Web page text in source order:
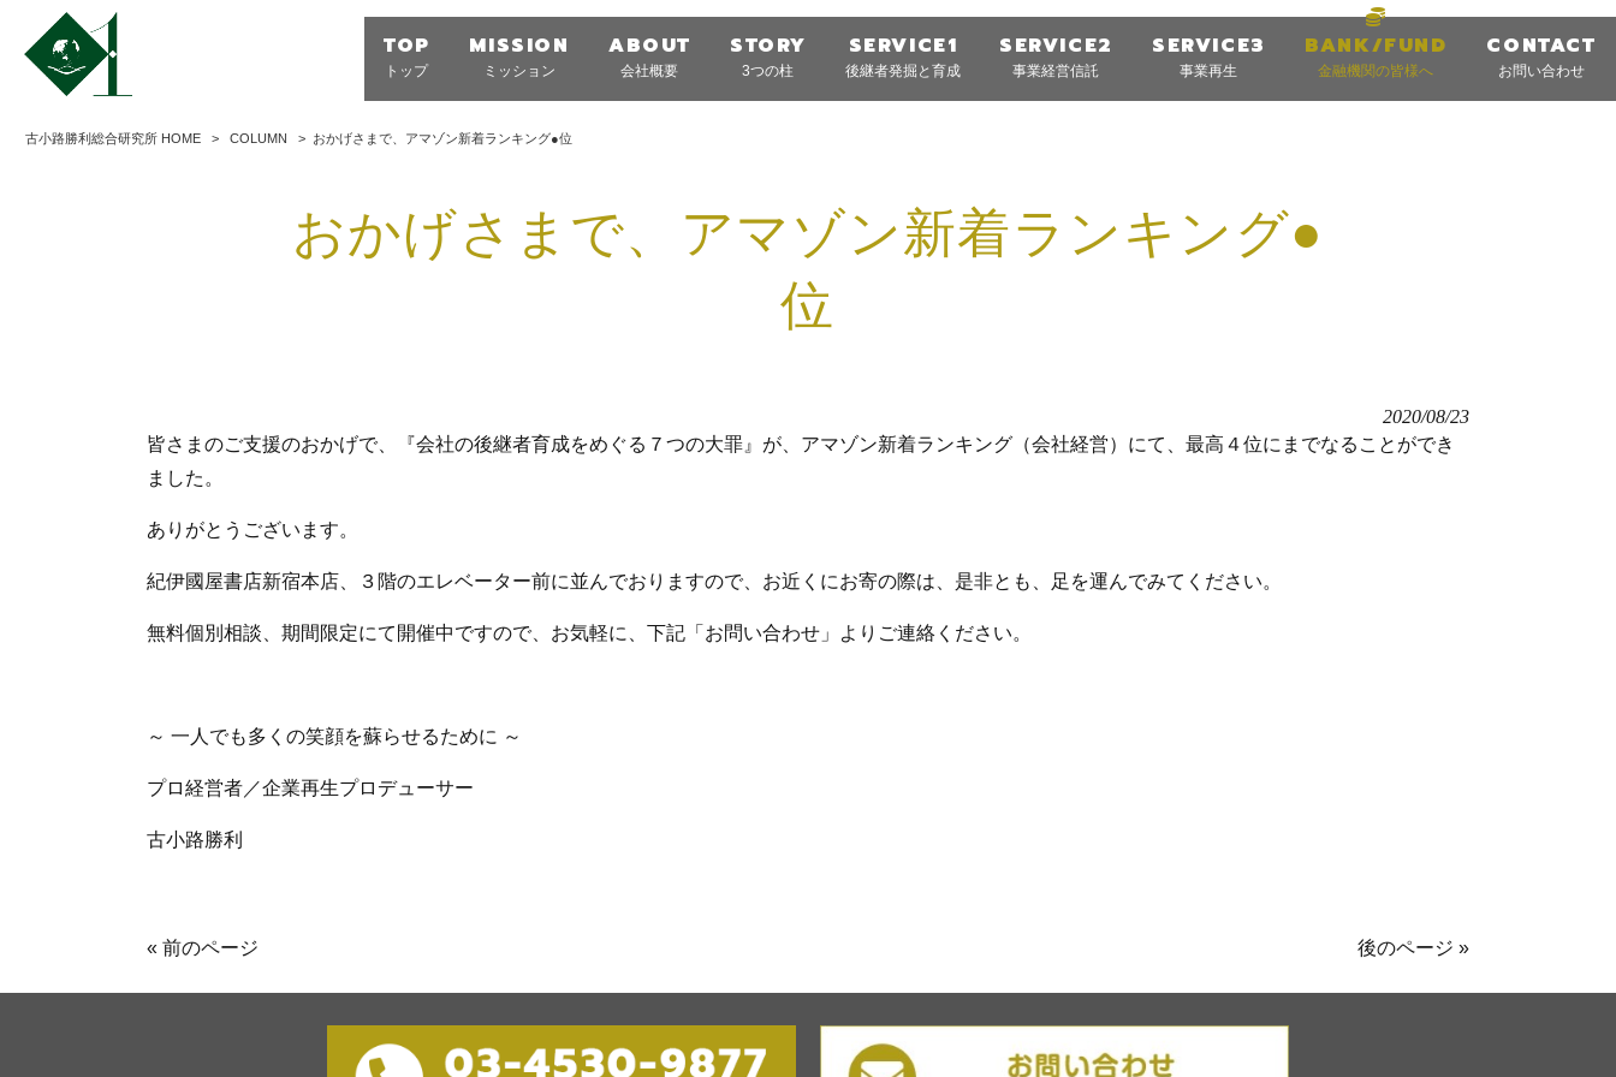
TOP
トップ
MISSION
ミッション
ABOUT
会社概要
STORY
3つの柱
SERVICE1
後継者発掘と育成
SERVICE2
事業経営信託
SERVICE3
事業再生
BANK/FUND
金融機関の皆様へ
CONTACT
お問い合わせ
古小路勝利総合研究所 HOME > COLUMN > おかげさまで、アマゾン新着ランキング●位
おかげさまで、アマゾン新着ランキング●
位
2020/08/23
皆さまのご支援のおかげで、『会社の後継者育成をめぐる７つの大罪』が、アマゾン新着ランキング（会社経営）にて、最高４位にまでなることができ
ました。
ありがとうございます。
紀伊國屋書店新宿本店、３階のエレベーター前に並んでおりますので、お近くにお寄の際は、是非とも、足を運んでみてください。
無料個別相談、期間限定にて開催中ですので、お気軽に、下記「お問い合わせ」よりご連絡ください。
～ 一人でも多くの笑顔を蘇らせるために ～
プロ経営者／企業再生プロデューサー
古小路勝利
« 前のページ 後のページ »